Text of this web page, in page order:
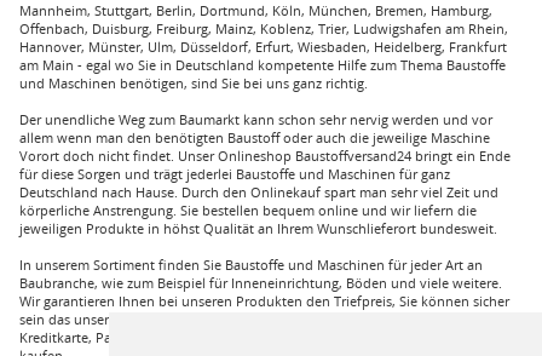
Mannheim, Stuttgart, Berlin, Dortmund, Köln, München, Bremen, Hamburg,
Offenbach, Duisburg, Freiburg, Mainz, Koblenz, Trier, Ludwigshafen am Rhein,
Hannover, Münster, Ulm, Düsseldorf, Erfurt, Wiesbaden, Heidelberg, Frankfurt
am Main - egal wo Sie in Deutschland kompetente Hilfe zum Thema Baustoffe
und Maschinen benötigen, sind Sie bei uns ganz richtig.
Der unendliche Weg zum Baumarkt kann schon sehr nervig werden und vor
allem wenn man den benötigten Baustoff oder auch die jeweilige Maschine
Vorort doch nicht findet. Unser Onlineshop Baustoffversand24 bringt ein Ende
für diese Sorgen und trägt jederlei Baustoffe und Maschinen für ganz
Deutschland nach Hause. Durch den Onlinekauf spart man sehr viel Zeit und
körperliche Anstrengung. Sie bestellen bequem online und wir liefern die
jeweiligen Produkte in höhst Qualität an Ihrem Wunschlieferort bundesweit.
In unserem Sortiment finden Sie Baustoffe und Maschinen für jeder Art an
Baubranche, wie zum Beispiel für Inneneinrichtung, Böden und viele weitere.
Wir garantieren Ihnen bei unseren Produkten den Triefpreis, Sie können sicher
sein das unsere Preisangebote die besten sind. Sie können bei uns mit
Kreditkarte, Paypal und auch mit Vorkasse bei uns auf Rechnung Baustoffe